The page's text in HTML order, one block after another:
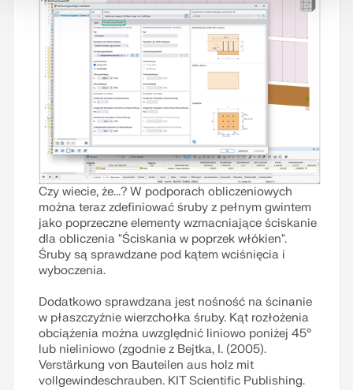
Czy wiecie, że...? W podporach obliczeniowych
można teraz zdefiniować śruby z pełnym gwintem
jako poprzeczne elementy wzmacniające ściskanie
dla obliczenia "Ściskania w poprzek włókien".
Śruby są sprawdzane pod kątem wciśnięcia i
wyboczenia.
Dodatkowo sprawdzana jest nośność na ścinanie
w płaszczyźnie wierzchołka śruby. Kąt rozłożenia
obciążenia można uwzględnić liniowo poniżej 45°
lub nieliniowo (zgodnie z Bejtka, I. (2005).
Verstärkung von Bauteilen aus holz mit
vollgewindeschrauben. KIT Scientific Publishing.